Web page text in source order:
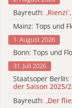
Bayreuth: „Rienzi“
Mainz: Tops und
1. August 2026
Bonn: Tops und
31. Juli 2026
Staatsoper Berlin:
der Saison 2025/
Bayreuth: „Der